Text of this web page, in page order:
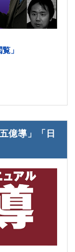
」
億導」「日